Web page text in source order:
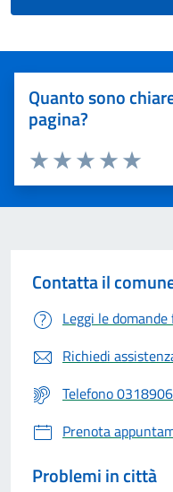
Quanto sono
pagina?
Valuta
Valuta 4
Valuta 3 stelle
Valuta 2 stelle su 5
Valuta 1 stelle su 5
Contatta il
Leggi le
Richiedi
Telefono
Prenota
Problemi in città